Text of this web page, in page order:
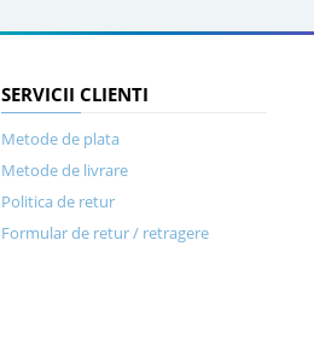
SERVICII CLIENTI
Metode de plata
Metode de livrare
Politica de retur
Formular de retur / retragere